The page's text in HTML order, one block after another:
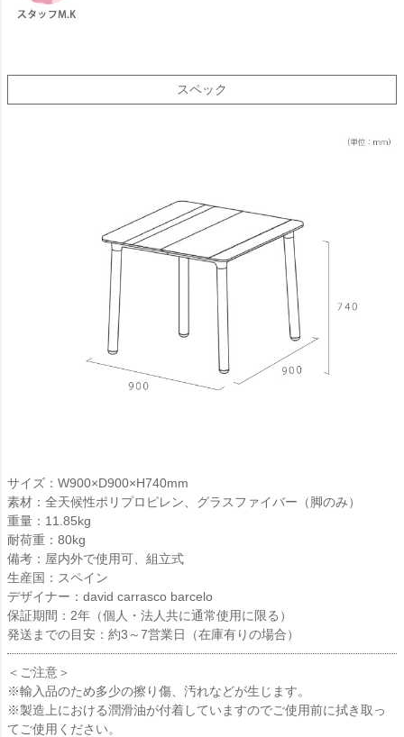
スペック
サイズ：W900×D900×H740mm
素材：全天候性ポリプロピレン、グラスファイバー（脚のみ）
重量：11.85kg
耐荷重：80kg
備考：屋内外で使用可、組立式
生産国：スペイン
デザイナー：david carrasco barcelo
保証期間：2年（個人・法人共に通常使用に限る）
発送までの目安：約3～7営業日（在庫有りの場合）
＜ご注意＞
※輸入品のため多少の擦り傷、汚れなどが生じます。
※製造上における潤滑油が付着していますのでご使用前に拭き取っ
てご使用ください。